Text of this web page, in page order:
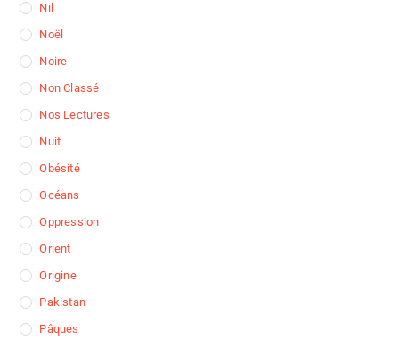
Nil
Noël
Noire
Non Classé
Nos Lectures
Nuit
Obésité
Océans
Oppression
Orient
Origine
Pakistan
Pâques